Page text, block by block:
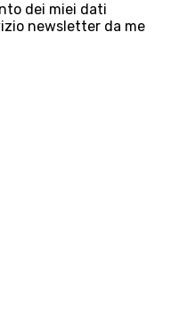
dei miei dati
newsletter da me